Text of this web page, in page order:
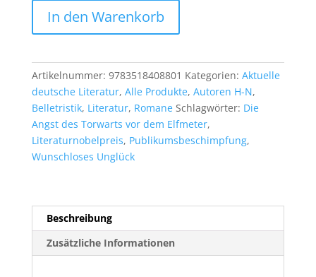
Handke:
In
dunklen
Nacht
ging
ich
allein
aus
Menge
In den Warenkorb
Artikelnummer: 9783518408801 Kategorien: Aktuelle
deutsche Literatur, Alle Produkte, Autoren H-N,
Belletristik, Literatur, Romane Schlagwörter: Die
Angst des Torwarts vor dem Elfmeter,
Literaturnobelpreis, Publikumsbeschimpfung,
Wunschloses Unglück
Beschreibung
Zusätzliche Informationen